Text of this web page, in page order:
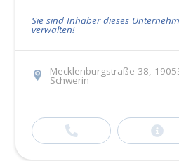
Sie sind Inhaber dieses
verwalten!
Mecklenburgstraße 38,
Schwerin